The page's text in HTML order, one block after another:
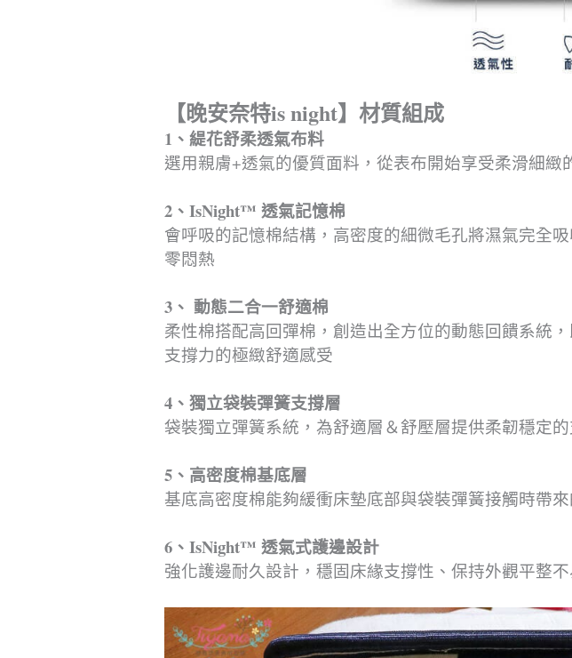
【晚安奈特is night】材質組成
1、緹花舒柔透氣布料
選用親膚+透氣的優質面料，從表布開始享受柔滑細緻
2、IsNight™ 透氣記憶棉
會呼吸的記憶棉結構，高密度的細微毛孔將濕氣完全
零悶熱
3、 動態二合一舒適棉
柔性棉搭配高回彈棉，創造出全方位的動態回饋系統
支撐力的極緻舒適感受
4、獨立袋裝彈簧支撐層
袋裝獨立彈簧系統，為舒適層＆舒壓層提供柔韌穩定
5、高密度棉基底層
基底高密度棉能夠緩衝床墊底部與袋裝彈簧接觸時帶
6、IsNight™ 透氣式護邊設計
強化護邊耐久設計，穩固床緣支撐性、保持外觀平整